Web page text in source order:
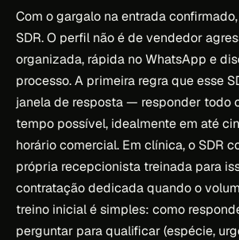
Com o gargalo na entrada
SDR. O perfil não é de vendedor
organizada, rápida no WhatsApp e
processo. A primeira regra que esse
janela de resposta — responder todo
tempo possível, idealmente em até
horário comercial. Em clínica, o SDR
própria recepcionista treinada para
contratação dedicada quando o
treino inicial é simples: como
perguntar para qualificar (espécie,